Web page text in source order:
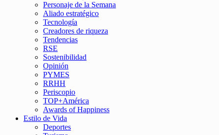
Personaje de la Semana
Aliado estratégico
Tecnología
Creadores de riqueza
Tendencias
RSE
Sostenibilidad
Opinión
PYMES
RRHH
Periscopio
TOP+América
Awards of Happiness
Estilo de Vida
Deportes